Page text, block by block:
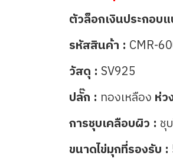
ตัวล็อกเงินประกอบ
รหัสสินค้า : CMR-
วัสดุ : SV925
ปลั๊ก : ทองเหลือง ห่ว
การชุบเคลือบผิว : ชุ
ขนาดไข่มุกที่รองรับ :